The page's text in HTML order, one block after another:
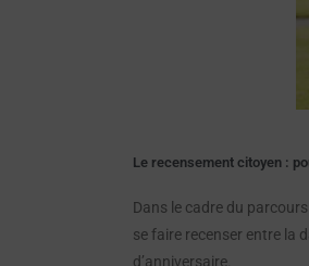
Le recensement citoyen :
Dans le cadre du
se faire recenser entre la
d’anniversaire.